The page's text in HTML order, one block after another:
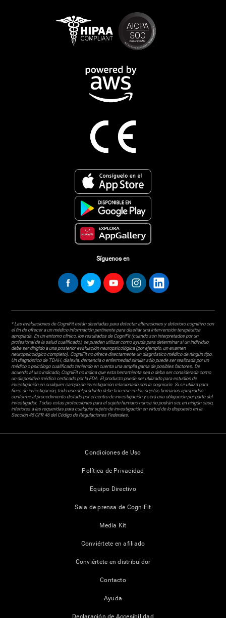
Síguenos en
* Las evaluaciones de CogniFit están diseñadas para detectar alteraciones y deterioro cognitivo con
el fin de ofrecer a un médico información pertinente para diseñar una intervención terapéutica
apropiada. En un entorno clínico, los resultados de CogniFit (cuando son interpretados por un
profesional de la salud cualificado), se pueden utilizar como ayuda para determinar si un individuo
debe ser dirigido a una posterior evaluación neuropsicológica (por ejemplo, un examen
neuropsicológico completo). CogniFit no ofrece directamente un diagnóstico médico de ningún tipo.
Un diagnóstico de TDAH, dislexia, demencia o enfermedad similar sólo puede ser realizada por un
médico o psicólogo cualificado teniendo en cuenta una amplia gama de posibles factores. De
acuerdo al uso indicado, CogniFit no indica que esta herramienta sea o deba ser considerada como
un dispositivo médico certicado por la FDA. El producto puede ser utilizado para estudios de
investigación en cualquier campo de investigación relacionado con la cognición. Si se utiliza para
fines de investigación, todo uso del producto debe hacerse en los sujetos humanos apropiados
conforme al procedimiento dictado por el centro de investigación y será una obligación por parte del
investigador. Todas estas protecciones para el sujeto humano nunca no podrán ser, en ningún caso,
inferiores a las requeridas para cualquier sujeto de investigación en virtud de lo dispuesto en la
Sección 45 CFR 46 del Código de Regulaciones Federales.
Condiciones de Uso
Política de Privacidad
Equipo Directivo
Sala de prensa de CogniFit
Media Kit
Conviértete en afiliado
Conviértete en distribuidor
Contacto
Ayuda